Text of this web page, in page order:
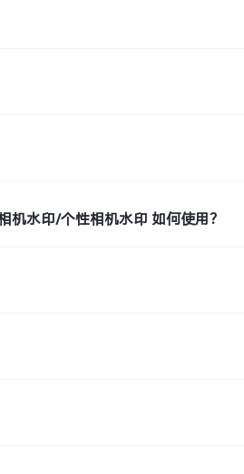
水印/个性相机水印 如何使用？